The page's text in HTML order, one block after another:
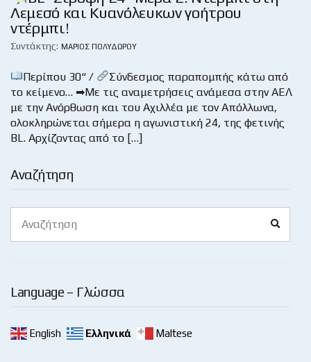
Αναζήτηση
for:
Language – Γλώσσα
English Ελληνικά Maltese
Λεμεσό και Κυανόλευκων γοήτρου
ντέρμπι!
Συντάκτης: ΜΆΡΙΟΣ ΠΟΛΥΔΏΡΟΥ
Περίπου 30“ /
Σύνδεσμος παραπομπής κάτω από
το κείμενο… ➡Με τις αναμετρήσεις ανάμεσα στην ΑΕΛ
με την Ανόρθωση και του Αχιλλέα με τον Απόλλωνα,
ολοκληρώνεται σήμερα η αγωνιστική 24, της φετινής
BL. Αρχίζοντας από το […]